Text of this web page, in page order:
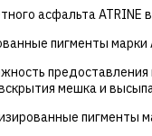
асфальта ATRINE
пигменты марки
мешка и
пигменты